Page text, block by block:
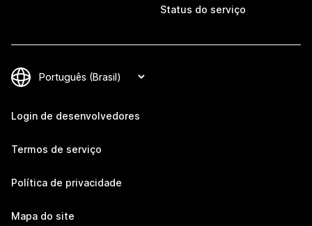
Status do serviço
Login de desenvolvedores
Termos de serviço
Política de privacidade
Mapa do site